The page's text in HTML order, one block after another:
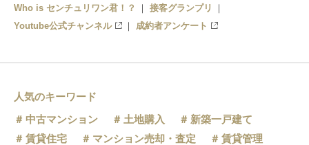
Who is センチュリワン君！？
接客グランプリ
Youtube公式チャンネル
成約者アンケート
人気のキーワード
中古マンション
土地購入
新築一戸建て
賃貸住宅
マンション売却・査定
賃貸管理